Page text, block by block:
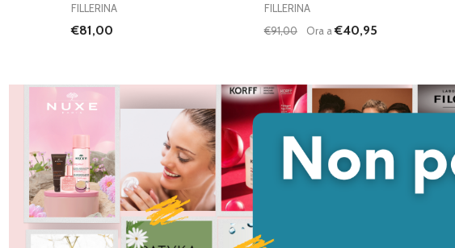
FILLERINA
€81,00
FILLERINA
€91,00
Ora a€40,95